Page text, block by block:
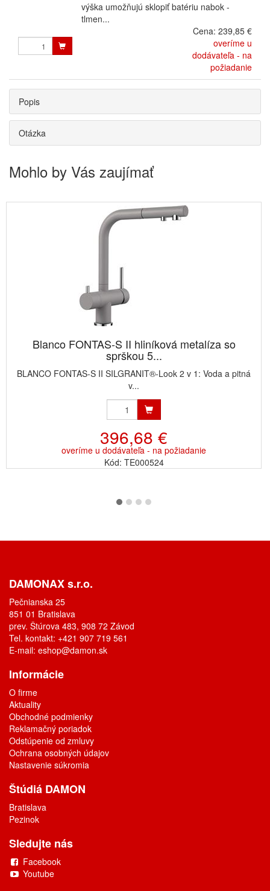
výška umožňujú sklopiť batériu nabok -
tlmen...
Cena: 239,85 €
overíme u
dodávateľa - na
požiadanie
Popis
Otázka
Mohlo by Vás zaujímať
Blanco FONTAS-S II hliníková metalíza so
sprškou 5...
BLANCO FONTAS-S II SILGRANIT®-Look 2 v 1: Voda a pitná
v...
396,68 €
overíme u dodávateľa - na požiadanie
Kód: TE000524
DAMONAX s.r.o.
Pečnianska 25
851 01 Bratislava
prev. Štúrova 483, 908 72 Závod
Tel. kontakt: +421 907 719 561
E-mail: eshop@damon.sk
Informácie
O firme
Aktuality
Obchodné podmienky
Reklamačný poriadok
Odstúpenie od zmluvy
Ochrana osobných údajov
Nastavenie súkromia
Štúdiá DAMON
Bratislava
Pezinok
Sledujte nás
Facebook
Youtube